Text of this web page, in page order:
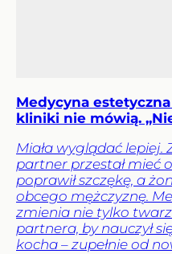
Medycyna
kliniki nie mówią.
Miała wyglądać lepiej.
partner przestał mieć
poprawił szczękę, a
obcego mężczyznę.
zmienia nie tylko
partnera, by nauczył
kocha – zupełnie od